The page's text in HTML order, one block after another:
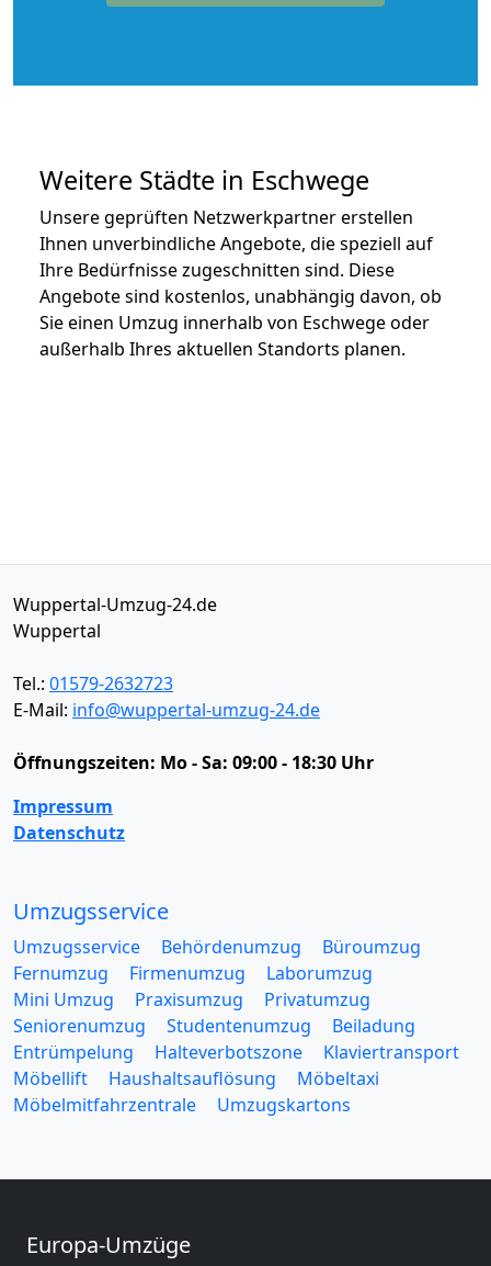
Weitere Städte in Eschwege
Unsere geprüften Netzwerkpartner erstellen
Ihnen unverbindliche Angebote, die speziell auf
Ihre Bedürfnisse zugeschnitten sind. Diese
Angebote sind kostenlos, unabhängig davon, ob
Sie einen Umzug innerhalb von Eschwege oder
außerhalb Ihres aktuellen Standorts planen.
Wuppertal-Umzug-24.de
Wuppertal
Tel.: 01579-2632723
E-Mail: info@wuppertal-umzug-24.de
Öffnungszeiten: Mo - Sa: 09:00 - 18:30 Uhr
Impressum
Datenschutz
Umzugsservice
Umzugsservice Behördenumzug
Büroumzug
Fernumzug
Firmenumzug
Laborumzug
Mini Umzug
Praxisumzug
Privatumzug
Seniorenumzug
Studentenumzug
Beiladung
Entrümpelung
Halteverbotszone
Klaviertransport
Möbellift
Haushaltsauflösung
Möbeltaxi
Möbelmitfahrzentrale
Umzugskartons
Europa-Umzüge